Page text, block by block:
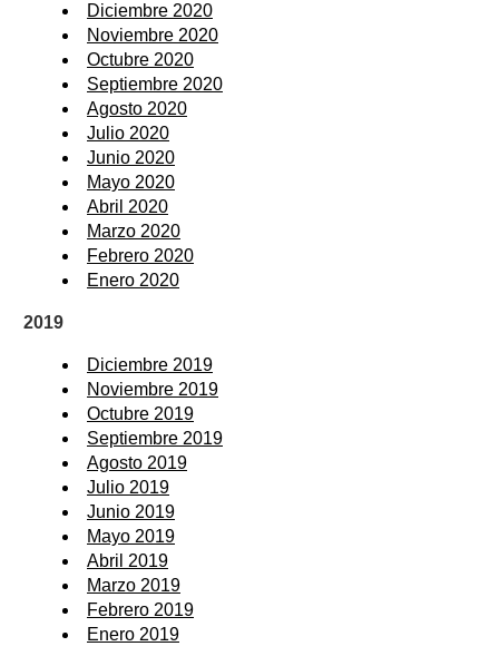
Diciembre 2020
Noviembre 2020
Octubre 2020
Septiembre 2020
Agosto 2020
Julio 2020
Junio 2020
Mayo 2020
Abril 2020
Marzo 2020
Febrero 2020
Enero 2020
2019
Diciembre 2019
Noviembre 2019
Octubre 2019
Septiembre 2019
Agosto 2019
Julio 2019
Junio 2019
Mayo 2019
Abril 2019
Marzo 2019
Febrero 2019
Enero 2019